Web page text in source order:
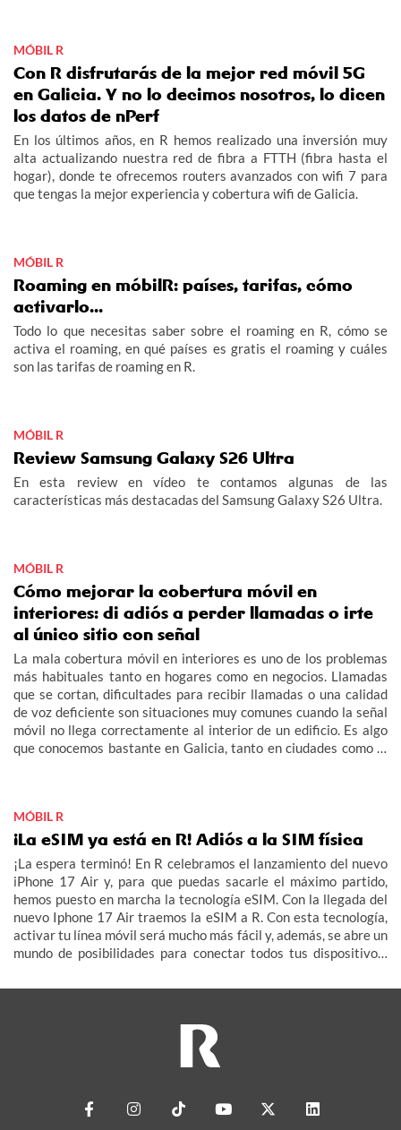
MÓBIL R
Con R disfrutarás de la mejor red móvil 5G
en Galicia. Y no lo decimos nosotros, lo dicen
los datos de nPerf
En los últimos años, en R hemos realizado una inversión muy
alta actualizando nuestra red de fibra a FTTH (fibra hasta el
hogar), donde te ofrecemos routers avanzados con wifi 7 para
que tengas la mejor experiencia y cobertura wifi de Galicia.
MÓBIL R
Roaming en móbilR: países, tarifas, cómo
activarlo...
Todo lo que necesitas saber sobre el roaming en R, cómo se
activa el roaming, en qué países es gratis el roaming y cuáles
son las tarifas de roaming en R.
MÓBIL R
Review Samsung Galaxy S26 Ultra
En esta review en vídeo te contamos algunas de las
características más destacadas del Samsung Galaxy S26 Ultra.
MÓBIL R
Cómo mejorar la cobertura móvil en
interiores: di adiós a perder llamadas o irte
al único sitio con señal
La mala cobertura móvil en interiores es uno de los problemas
más habituales tanto en hogares como en negocios. Llamadas
que se cortan, dificultades para recibir llamadas o una calidad
de voz deficiente son situaciones muy comunes cuando la señal
móvil no llega correctamente al interior de un edificio. Es algo
que conocemos bastante en Galicia, tanto en ciudades como la
MÓBIL R
¡La eSIM ya está en R! Adiós a la SIM física
¡La espera terminó! En R celebramos el lanzamiento del nuevo
iPhone 17 Air y, para que puedas sacarle el máximo partido,
hemos puesto en marcha la tecnología eSIM. Con la llegada del
nuevo Iphone 17 Air traemos la eSIM a R. Con esta tecnología,
activar tu línea móvil será mucho más fácil y, además, se abre un
mundo de posibilidades para conectar todos tus dispositivos:
de las Cosas).